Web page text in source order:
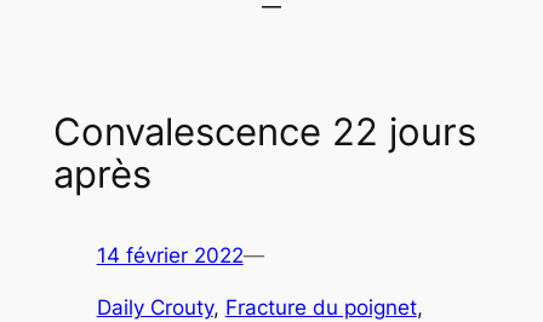
Convalescence 22 jours
après
14 février 2022—
Daily Crouty, Fracture du poignet